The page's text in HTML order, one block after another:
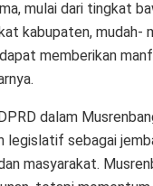
mulai dari tingkat
kabupaten, mudah-
memberikan
dalam
legislatif sebagai
masyarakat.